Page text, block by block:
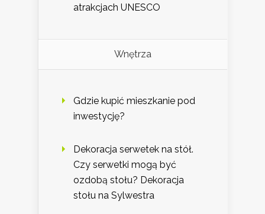
atrakcjach UNESCO
Wnętrza
Gdzie kupić mieszkanie pod
inwestycję?
Dekoracja serwetek na stół.
Czy serwetki mogą być
ozdobą stołu? Dekoracja
stołu na Sylwestra